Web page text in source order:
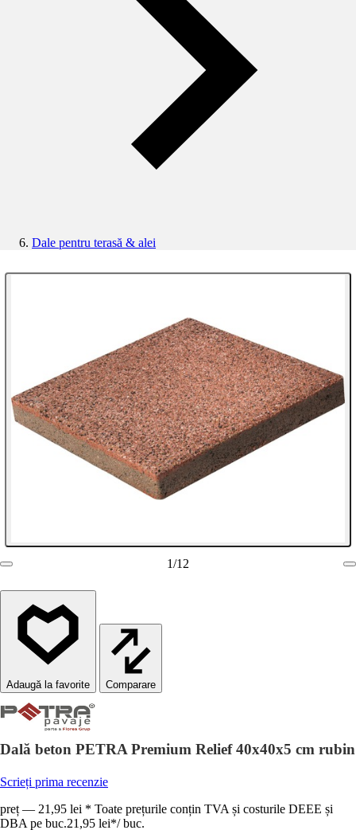
Dale pentru terasă & alei
1/12
Comparare
Dală beton PETRA Premium Relief 40x40x5 cm rubin
Scrieți prima recenzie
preț — 21,95 lei * Toate prețurile conțin TVA și costurile DEEE și
DBA pe buc.21,95 lei*/ buc.